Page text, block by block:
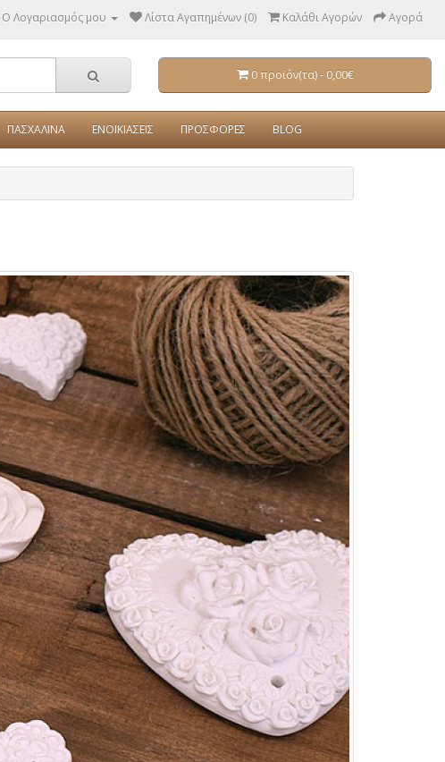
Ο Λογαριασμός μου Λίστα Αγαπημένων (0) Καλάθι Αγορών Αγορά
0 προϊόν(τα) - 0,00€
ΠΑΣΧΑΛΙΝΑ ΕΝΟΙΚΙΑΣΕΙΣ ΠΡΟΣΦΟΡΕΣ BLOG